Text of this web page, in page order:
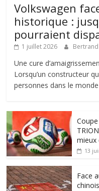
Volkswagen
historique :
pourraient
1 juillet 2026 Bertrand
Une cure
Lorsqu’un constructeur
personnes dans le
mieux
13
Face